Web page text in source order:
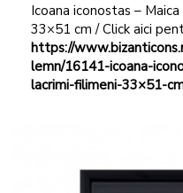
Icoana iconostas –
33×51 cm / Click aici
https://
lemn/16141-icoana-
lacrimi-filimeni-33×51-